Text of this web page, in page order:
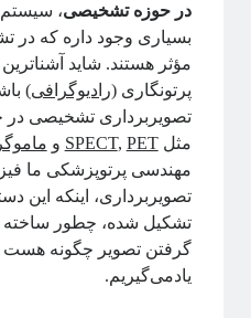
پروژه پیچیدگی برای همه
در حوزه تشخیصی،
بسیاری وجود داره که در
مؤثر هستند. شاید
پرتونگاری (رادیوگرافی)
تصویربرداری تشخیصی
مثل
SPECT, PET و
مهندسی پرتوپزشکی ما
تصویربرداری، اینکه این
تشکیل شده، چطور ساخته
گرفتن تصویر چگونه هست
یادمی‌گیریم.